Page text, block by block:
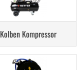
Kolben Kompressor